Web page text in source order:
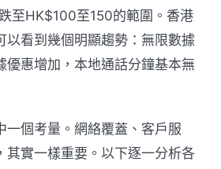
至HK$100至150的範圍。香港
以看到幾個明顯趨勢：無限數據
優惠增加，本地通話分鐘基本無
一個考量。網絡覆蓋、客戶服
其實一樣重要。以下逐一分析各